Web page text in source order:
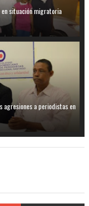
situación migratoria
agresiones a periodistas en